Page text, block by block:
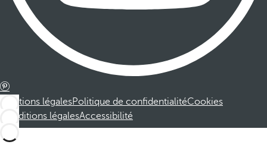
Mentions légalesPolitique de confidentialitéCookies
Conditions légalesAccessibilité